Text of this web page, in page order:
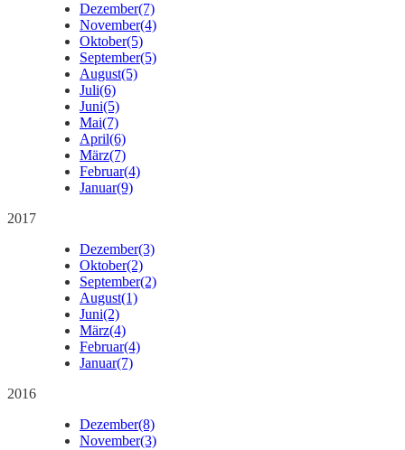
Dezember(7)
November(4)
Oktober(5)
September(5)
August(5)
Juli(6)
Juni(5)
Mai(7)
April(6)
März(7)
Februar(4)
Januar(9)
2017
Dezember(3)
Oktober(2)
September(2)
August(1)
Juni(2)
März(4)
Februar(4)
Januar(7)
2016
Dezember(8)
November(3)